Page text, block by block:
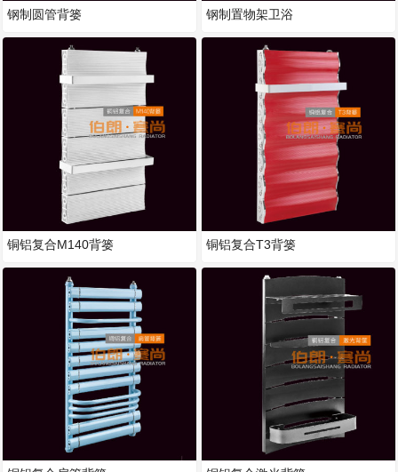
钢制圆管背篓
铜铝复合M140背篓
钢制置物架卫浴
铜铝复合T3背篓